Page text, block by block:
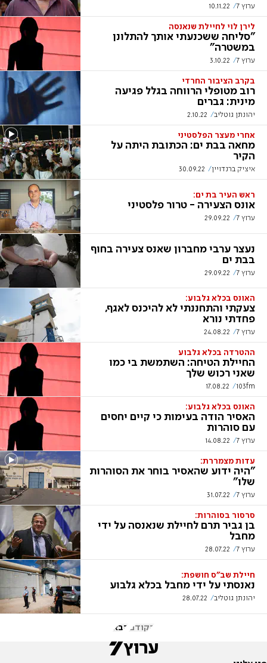
ערוץ 7 10.11.22
לירן לוי לחיילת שנאנסה
"סליחה ששכנעתי אותך להתלונן
במשטרה"
ערוץ 7 3.10.22
בקרב הציבור החרדי
רוב מטופלי הרווחה בגלל פגיעה
מינית: גברים
יהונתן גוטליב 2.10.22
אחרי מעצר הפלסטיני
מחאה בבת ים: הכתובת היתה על
הקיר
איציק ברנדויין 30.09.22
ראש העיר בת ים:
אונס הצעירה - טרור פלסטיני
ערוץ 7 29.09.22
נעצר ערבי מחברון שאנס צעירה בחוף
בבת ים
ערוץ 7 29.09.22
האונס בכלא גלבוע:
צעקתי והתחננתי לא להיכנס לאגף,
פחדתי נורא
ערוץ 7 24.08.22
ההטרדה בכלא גלבוע
החיילת הטיחה: השתמשת בי כמו
שאני רכוש שלך
103fm
17.08.22
האונס בכלא גלבוע:
האסיר הודה בעימות כי קיים יחסים
עם סוהרות
ערוץ 7 14.08.22
עדות מצמררת:
"היה ידוע שהאסיר בוחר את הסוהרות
שלו"
ערוץ 7 31.07.22
סרסור בסוהרות:
בן גביר תרם לחיילת שנאנסה על ידי
מחבל
ערוץ 7 28.07.22
חיילת שב"ס חושפת:
נאנסתי על ידי מחבל בכלא גלבוע
יהונתן גוטליב 28.07.22
הקודם הבא